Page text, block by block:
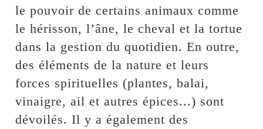
le pouvoir de certains animaux comme
le hérisson, l’âne, le cheval et la tortue
dans la gestion du quotidien. En outre,
des éléments de la nature et leurs
forces spirituelles (plantes, balai,
vinaigre, ail et autres épices...) sont
dévoilés. Il y a également des